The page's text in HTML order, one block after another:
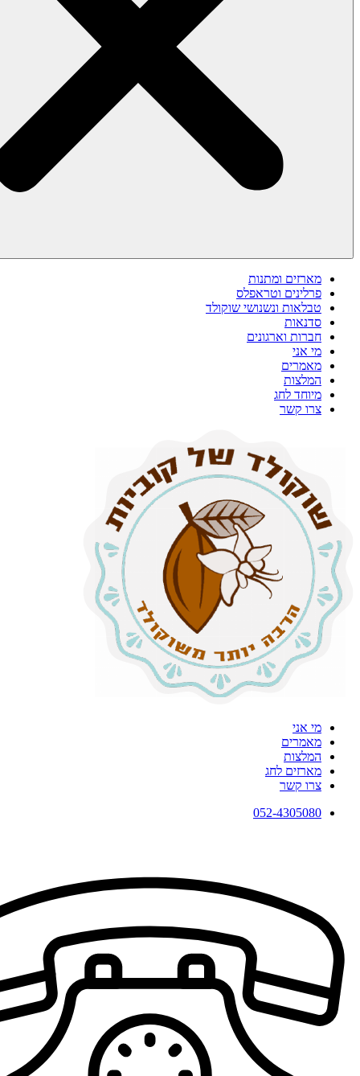
מארזים ומתנות
פרלינים וטראפלס
טבלאות ונשנושי שוקולד
סדנאות
חברות וארגונים
מי אני
מאמרים
המלצות
מיוחד לחג
צרו קשר
מי אני
מאמרים
המלצות
מארזים לחג
צרו קשר
052-4305080